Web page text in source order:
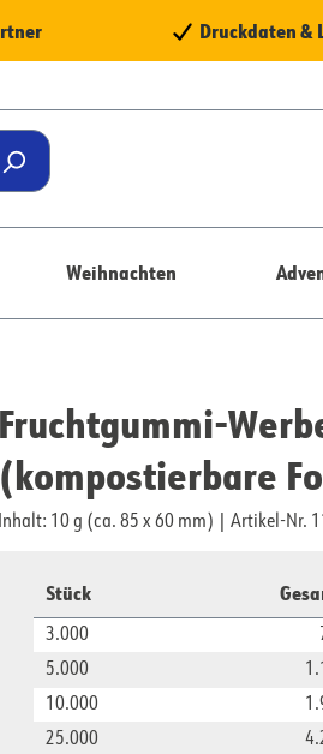
Druckdaten &
Weihnachten
Fruchtgummi-
(kompostierbare
Inhalt: 10 g (ca. 85 x 60 mm) Artikel-Nr.
Stück
3.000
5.000
10.000
25.000